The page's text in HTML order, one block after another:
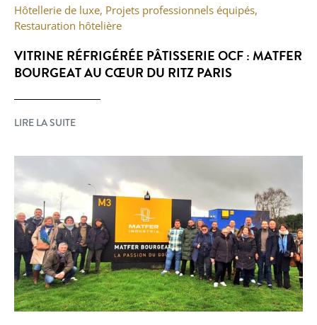
Hôtellerie de luxe, Projets professionnels équipés,
Restauration hôtelière
VITRINE RÉFRIGÉRÉE PÂTISSERIE OCF : MATFER
BOURGEAT AU CŒUR DU RITZ PARIS
LIRE LA SUITE